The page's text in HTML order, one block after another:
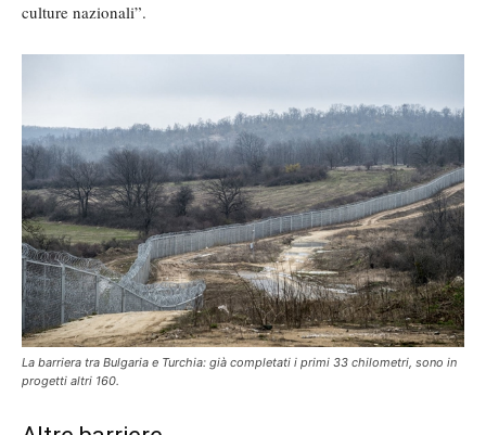
culture nazionali”.
La barriera tra Bulgaria e Turchia: già completati i primi 33 chilometri, sono in
progetti altri 160.